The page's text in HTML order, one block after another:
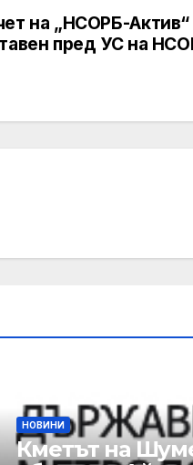
на „НСОРБ-Актив“
пред УС на
НОВИНИ
Кметът на